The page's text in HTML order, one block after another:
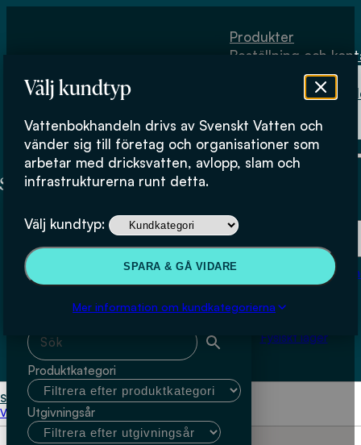
Välj kundtyp
Vattenbokhandeln drivs av Svenskt Vatten och
vänder sig till företag och organisationer som
arbetar med dricksvatten, avlopp, slam och
infrastrukturerna runt detta.
Välj kundtyp:
SPARA & GÅ VIDARE
Mer information om kundkategorierna
Produkter
Beställning och
Fysiskt lager
Beställning och kontakt
Om
Köpvillkor
Fysiskt lager
Start Michael Cimbritz
Välj kundtyp
Michael Cimbritz
Sök & filtrera
Sök med fritext
Produktkategori
Utgivningsår